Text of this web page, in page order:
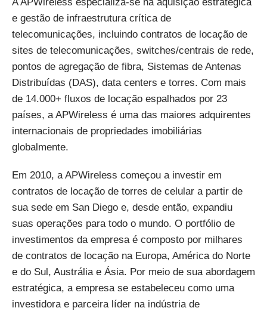
A APWireless especializa-se na aquisição estratégica
e gestão de infraestrutura crítica de
telecomunicações, incluindo contratos de locação de
sites de telecomunicações, switches/centrais de rede,
pontos de agregação de fibra, Sistemas de Antenas
Distribuídas (DAS), data centers e torres. Com mais
de 14.000+ fluxos de locação espalhados por 23
países, a APWireless é uma das maiores adquirentes
internacionais de propriedades imobiliárias
globalmente.
Em 2010, a APWireless começou a investir em
contratos de locação de torres de celular a partir de
sua sede em San Diego e, desde então, expandiu
suas operações para todo o mundo. O portfólio de
investimentos da empresa é composto por milhares
de contratos de locação na Europa, América do Norte
e do Sul, Austrália e Ásia. Por meio de sua abordagem
estratégica, a empresa se estabeleceu como uma
investidora e parceira líder na indústria de